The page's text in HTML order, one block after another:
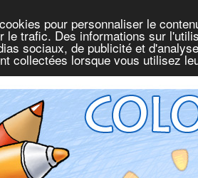
pour personnaliser le
le trafic. Des informations sur
sociaux, de publicité et
collectées lorsque vous utilisez